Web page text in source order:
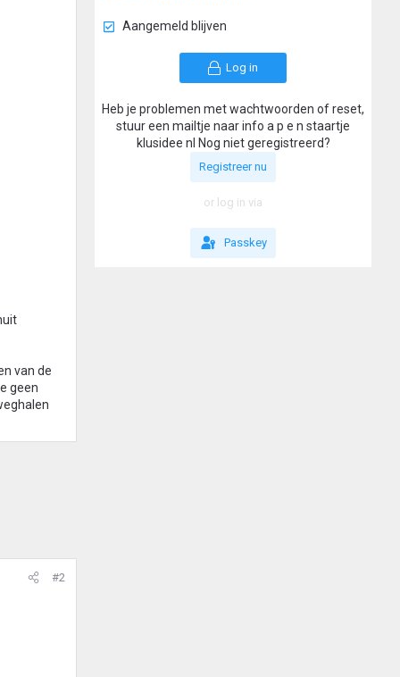
van de
geen
#2
Aangemeld blijven
Log in
Heb je problemen met wachtwoorden of reset,
stuur een mailtje naar info a p e n staartje
klusidee nl Nog niet geregistreerd?
Registreer nu
or log in via
Passkey